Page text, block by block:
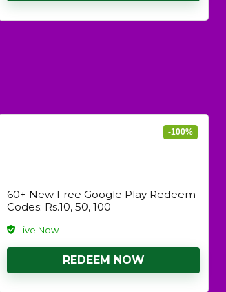
-100%
60+ New Free Google Play Redeem
Codes: Rs.10, 50, 100
Live Now
REDEEM NOW